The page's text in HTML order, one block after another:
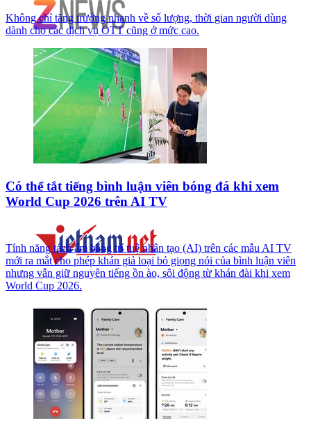
Không chỉ tăng trưởng nhanh về số lượng, thời gian người dùng
dành cho các dịch vụ OTT cũng ở mức cao.
Có thể tắt tiếng bình luận viên bóng đá khi xem
World Cup 2026 trên AI TV
Tính năng tách âm bằng trí tuệ nhân tạo (AI) trên các mẫu AI TV
mới ra mắt cho phép khán giả loại bỏ giọng nói của bình luận viên
nhưng vẫn giữ nguyên tiếng ồn ào, sôi động từ khán đài khi xem
World Cup 2026.